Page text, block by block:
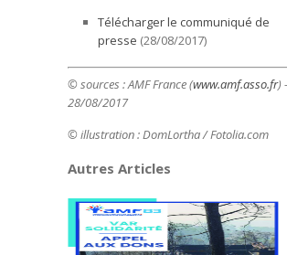
Télécharger le communiqué de
presse (28/08/2017)
© sources :AMF France (www.amf.asso.fr)
28/08/2017
© illustration : DomLortha/ Fotolia.com
Autres Articles